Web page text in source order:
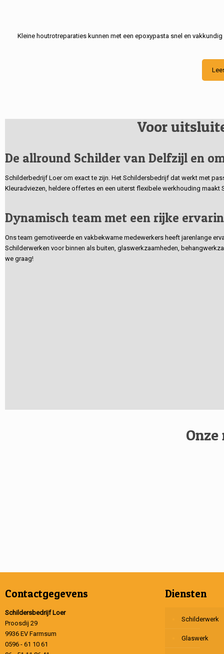
Kleine houtrotreparaties kunnen met een epoxypasta snel en
Voor
De allround Schilder van Delfzijl en
Schilderbedrijf Loer om exact te zijn. Het Schildersbedrijf dat werkt met
Kleuradviezen, heldere offertes en een uiterst flexibele werkhouding
Dynamisch team met een rijke
Ons team gemotiveerde en vakbekwame medewerkers heeft jarenlange
Schilderwerken voor binnen als buiten, glaswerkzaamheden,
we graag!
Contactgegevens
Schildersbedrijf Loer
Proosdij 29
9936 EV Farmsum
0596 - 61 10 61
Diensten
Schilderwerk
Glaswerk